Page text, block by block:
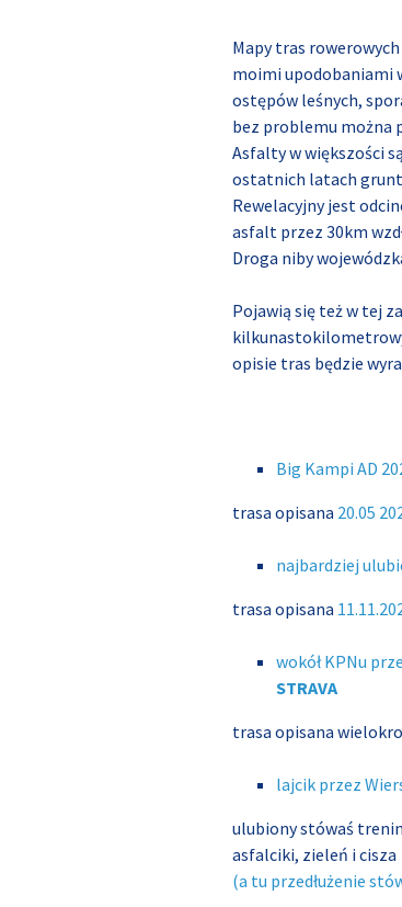
Mapy tras rowerowych
moimi upodobaniami
ostępów leśnych,
bez problemu można
Asfalty w większości
ostatnich latach
Rewelacyjny jest
asfalt przez 30km
Droga niby
Pojawią się też w tej
opisie tras będzie
Big Kampi AD
trasa opisana 20.05
najbardziej
trasa opisana
wokół KPNu
STRAVA
trasa opisana
lajcik przez
ulubiony stówaś
asfalciki, zieleń i cisza
(a tu przedłużenie